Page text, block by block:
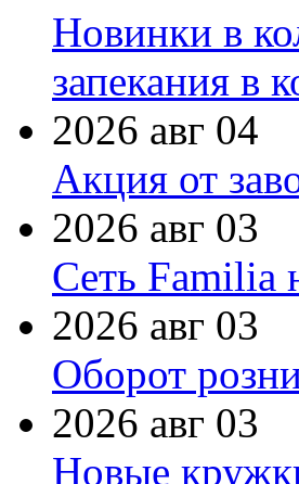
Новинки в
запекания
2026 авг 04
Акция от
2026 авг 03
Сеть Familia
2026 авг 03
Оборот
2026 авг 03
Новые